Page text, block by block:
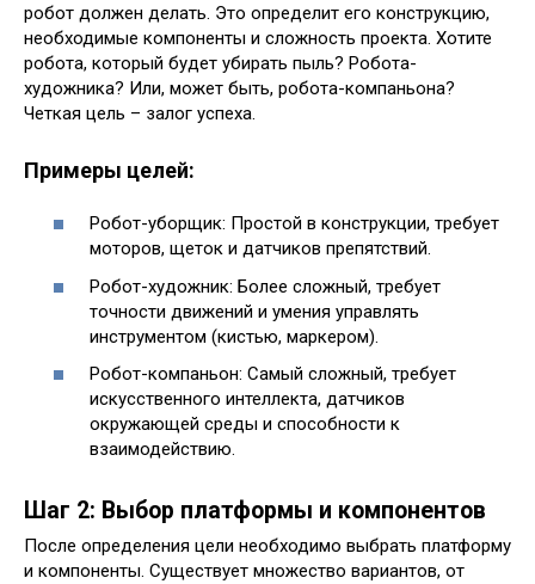
робот должен делать. Это определит его конструкцию,
необходимые компоненты и сложность проекта. Хотите
робота, который будет убирать пыль? Робота-
художника? Или, может быть, робота-компаньона?
Четкая цель – залог успеха.
Примеры целей:
Робот-уборщик: Простой в конструкции, требует
моторов, щеток и датчиков препятствий.
Робот-художник: Более сложный, требует
точности движений и умения управлять
инструментом (кистью, маркером).
Робот-компаньон: Самый сложный, требует
искусственного интеллекта, датчиков
окружающей среды и способности к
взаимодействию.
Шаг 2: Выбор платформы и компонентов
После определения цели необходимо выбрать платформу
и компоненты. Существует множество вариантов, от